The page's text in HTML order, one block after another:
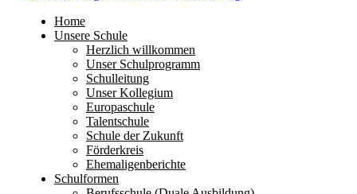
Home
Unsere Schule
Herzlich willkommen
Unser Schulprogramm
Schulleitung
Unser Kollegium
Europaschule
Talentschule
Schule der Zukunft
Förderkreis
Ehemaligenberichte
Schulformen